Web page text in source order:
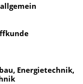
Energietechnik,